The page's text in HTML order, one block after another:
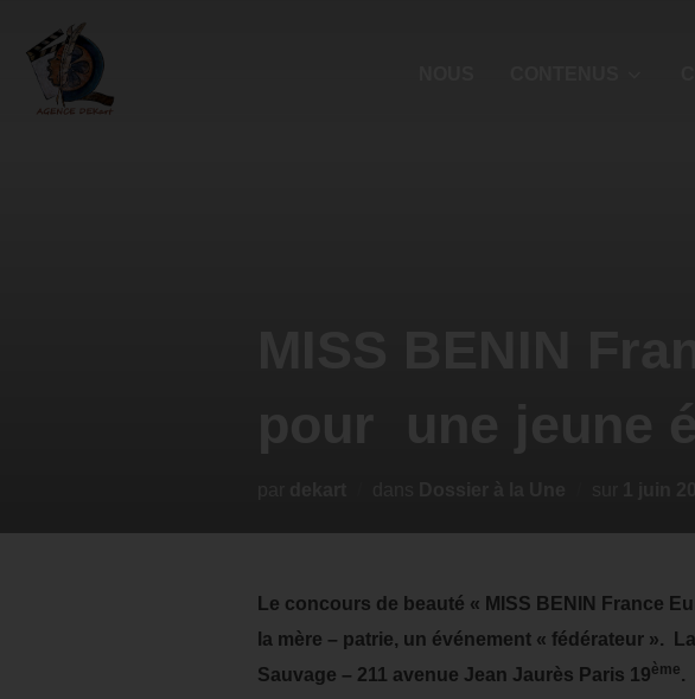
Le concours de beauté « MISS BENIN France
la mère – patrie, un événement « fédérateur ».
Sauvage – 211 avenue Jean Jaurès Paris 19ème.